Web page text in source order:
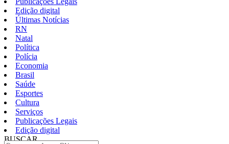
Edição digital
Últimas Notícias
RN
Natal
Política
Polícia
Economia
Brasil
Saúde
Esportes
Cultura
Serviços
Publicações Legais
Edição digital
BUSCAR